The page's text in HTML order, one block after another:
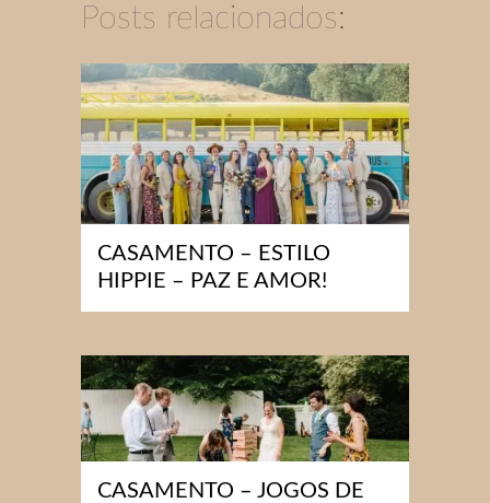
Posts relacionados:
CASAMENTO – ESTILO
HIPPIE – PAZ E AMOR!
CASAMENTO – JOGOS DE